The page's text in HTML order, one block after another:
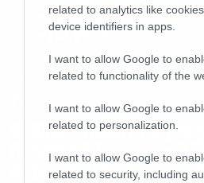
related to analytics like
device identifiers in apps.
I want to allow Google to
related to functionality of the
I want to allow Google to
related to personalization.
I want to allow Google to
related to security, including
Ο Έλον Μασκ τα
Rings of Power: «Ο
στριφογυρίζει